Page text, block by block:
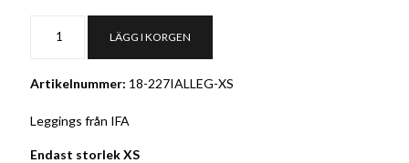
LÄGG I KORGEN
Artikelnummer: 18-227IALLEG-XS
Leggings från IFA
Endast storlek XS